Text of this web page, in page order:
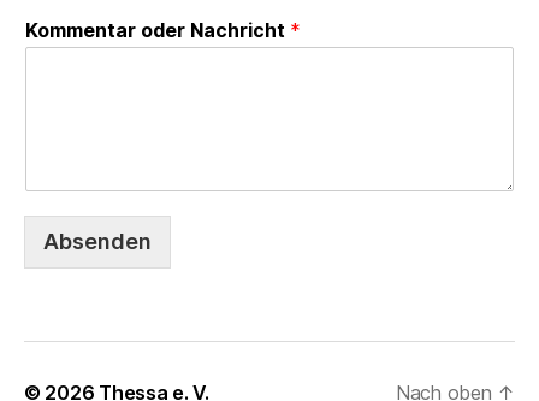
Kommentar oder Nachricht *
Absenden
© 2026 Thessa e. V. Nach oben ↑